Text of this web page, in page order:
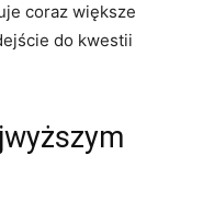
‌coraz większe⁤
do kwestii